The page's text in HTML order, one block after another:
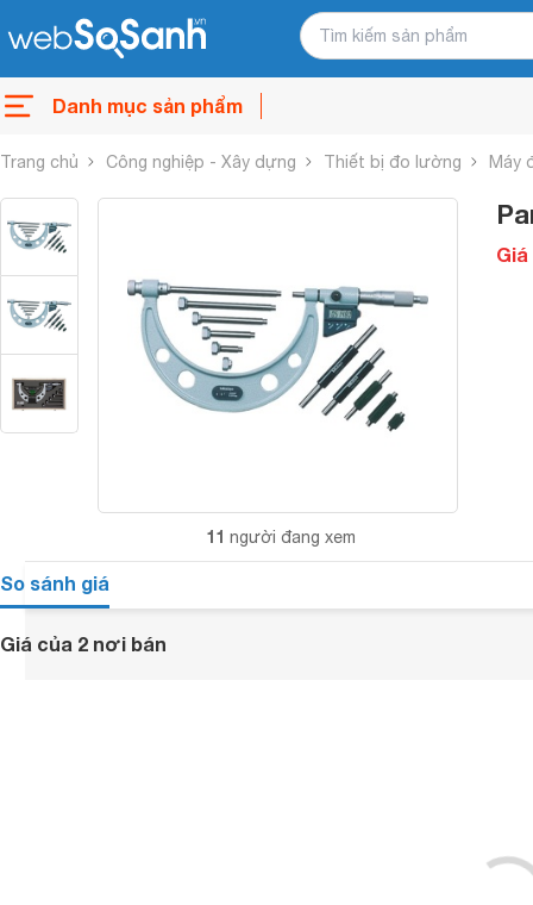
Danh mục sản phẩm
Trang chủ Công nghiệp - Xây dựng Thiết bị đo lường Máy
11 người đang xem
Giá
So sánh giá
Giá của 2 nơi bán